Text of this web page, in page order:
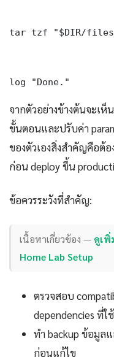
tar tzf "$DIR/
log "Done."
จากตัวอย่างข้างต้นจะเห็
ขั้นตอนและปรับค่า
ของตัวเองสิ่งสำคัญคือต้
ก่อน deploy ขึ้น
ข้อควรระวังที่สำคัญ:
เนื้อหาเกี่ยวข้อง — ดูเพิ่
Home Lab Setup
ตรวจสอบ
dependencies ที่
ทำ backup ข้อมูล
ก่อนแก้ไข